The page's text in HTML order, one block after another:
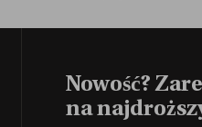
Nowość?
na